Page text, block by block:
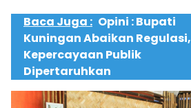
Baca Juga : Opini : Bupati
Kuningan Abaikan Regulasi,
Kepercayaan Publik
Dipertaruhkan